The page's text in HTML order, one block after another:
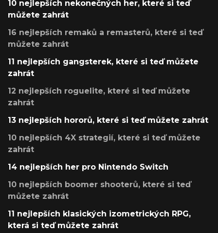
10 nejlepších nekonečných her, které si teď
můžete zahrát
16 nejlepších remaků a remasterů, které si teď
můžete zahrát
11 nejlepších gangsterek, které si teď můžete
zahrát
12 nejlepších roguelite, které si teď můžete
zahrát
13 nejlepších hororů, které si teď můžete zahrát
10 nejlepších 4X strategií, které si teď můžete
zahrát
14 nejlepších her pro Nintendo Switch
10 nejlepších boomer shooterů, které si teď
můžete zahrát
11 nejlepších klasických izometrických RPG,
která si teď můžete zahrát